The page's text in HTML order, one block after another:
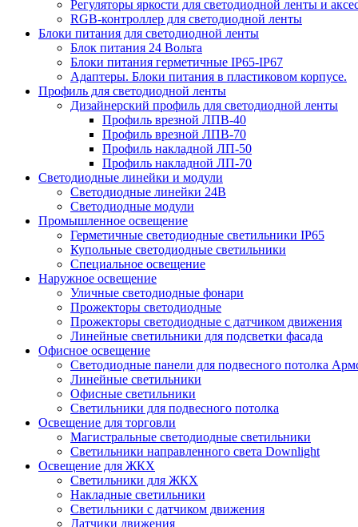
Регуляторы яркости для светодиодной ленты и
RGB-контроллер для светодиодной ленты
Блоки питания для светодиодной ленты
Блок питания 24 Вольта
Блоки питания герметичные IP65-IP67
Адаптеры. Блоки питания в пластиковом корпусе.
Профиль для светодиодной ленты
Дизайнерский профиль для светодиодной ленты
Профиль врезной ЛПВ-40
Профиль врезной ЛПВ-70
Профиль накладной ЛП-50
Профиль накладной ЛП-70
Светодиодные линейки и модули
Светодиодные линейки 24В
Светодиодные модули
Промышленное освещение
Герметичные светодиодные светильники IP65
Купольные светодиодные светильники
Специальное освещение
Наружное освещение
Уличные светодиодные фонари
Прожекторы светодиодные
Прожекторы светодиодные с датчиком движения
Линейные светильники для подсветки фасада
Офисное освещение
Cветодиодные панели для подвесного потолка
Линейные светильники
Офисные светильники
Светильники для подвесного потолка
Освещение для торговли
Магистральные светодиодные светильники
Светильники направленного света Downlight
Освещение для ЖКХ
Светильники для ЖКХ
Накладные светильники
Светильники с датчиком движения
Датчики движения